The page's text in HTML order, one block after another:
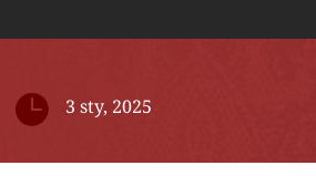
 3 sty, 2025